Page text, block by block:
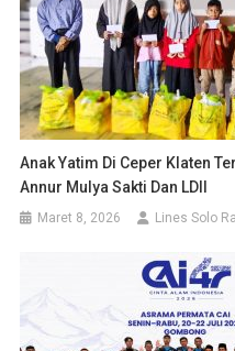
Anak Yatim Di Ceper Klaten
Annur Mulya Sakti Dan LDII
Maret 8, 2026 Lines Solo